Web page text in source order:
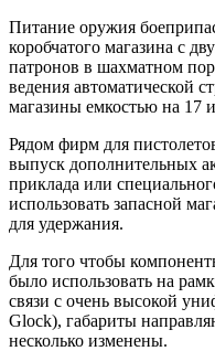
Питание оружия
коробчатого магазина с
патронов в шахматном
ведения автоматической
магазины емкостью на 17
Рядом фирм для
выпуск дополнительных
приклада или
использовать запасной
для удержания.
Для того чтобы
было использовать на
связи с очень высокой
Glock), габариты
несколько изменены.